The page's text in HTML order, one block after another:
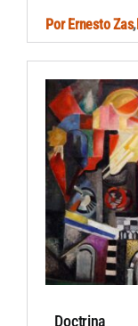
Por Ernesto Zas,
Doctrina